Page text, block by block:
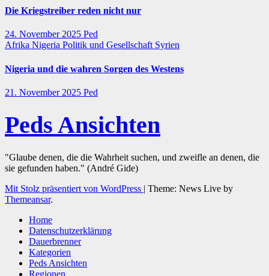
Die Kriegstreiber reden nicht nur
24. November 2025 Ped
Afrika Nigeria Politik und Gesellschaft Syrien
Nigeria und die wahren Sorgen des Westens
21. November 2025 Ped
Peds Ansichten
"Glaube denen, die die Wahrheit suchen, und zweifle an denen, die
sie gefunden haben." (André Gide)
Mit Stolz präsentiert von WordPress | Theme: News Live by
Themeansar.
Home
Datenschutzerklärung
Dauerbrenner
Kategorien
Peds Ansichten
Regionen